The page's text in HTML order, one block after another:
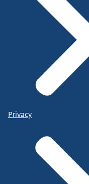
Privacy